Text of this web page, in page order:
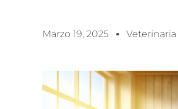
Marzo 19, 2025